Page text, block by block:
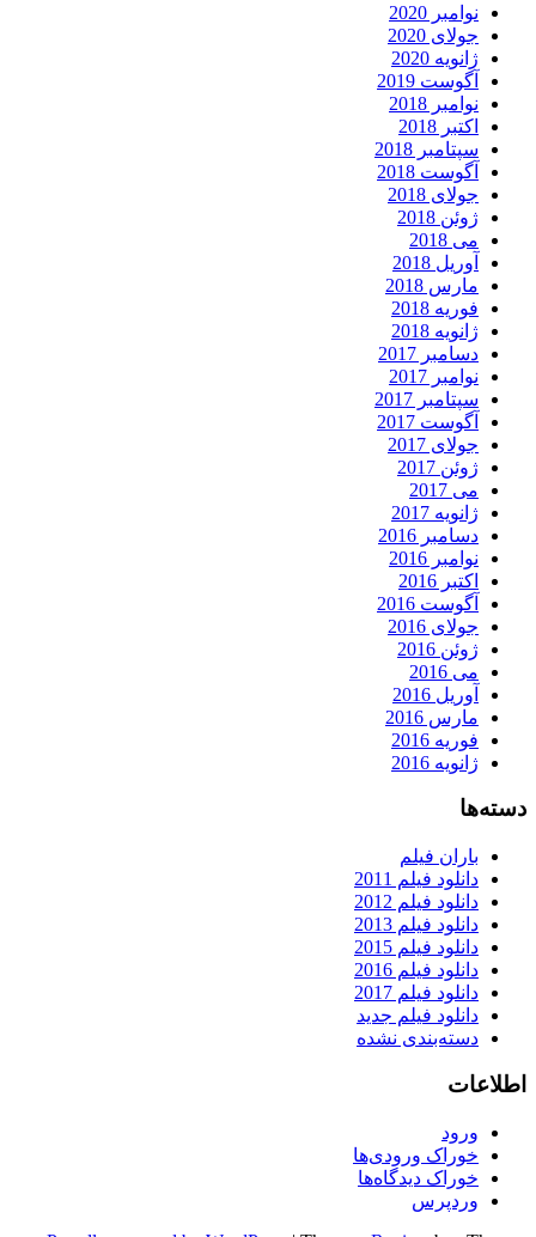
نوامبر 2020
جولای 2020
ژانویه 2020
آگوست 2019
نوامبر 2018
اکتبر 2018
سپتامبر 2018
آگوست 2018
جولای 2018
ژوئن 2018
می 2018
آوریل 2018
مارس 2018
فوریه 2018
ژانویه 2018
دسامبر 2017
نوامبر 2017
سپتامبر 2017
آگوست 2017
جولای 2017
ژوئن 2017
می 2017
ژانویه 2017
دسامبر 2016
نوامبر 2016
اکتبر 2016
آگوست 2016
جولای 2016
ژوئن 2016
می 2016
آوریل 2016
مارس 2016
فوریه 2016
ژانویه 2016
دسته‌ها
باران فیلم
دانلود فیلم 2011
دانلود فیلم 2012
دانلود فیلم 2013
دانلود فیلم 2015
دانلود فیلم 2016
دانلود فیلم 2017
دانلود فیلم جدید
دسته‌بندی نشده
اطلاعات
ورود
خوراک ورودی‌ها
خوراک دیدگاه‌ها
وردپرس